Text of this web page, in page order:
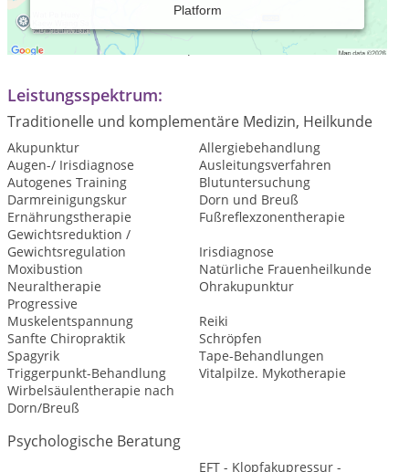
Platform
Praxiszeiten:
Termine individuell nach Absprache
Leistungsspektrum:
Traditionelle und komplementäre Medizin, Heilkunde
Akupunktur
Allergiebehandlung
Augen-/ Irisdiagnose
Ausleitungsverfahren
Autogenes Training
Blutuntersuchung
Darmreinigungskur
Dorn und Breuß
Ernährungstherapie
Fußreflexzonentherapie
Gewichtsreduktion /
Gewichtsregulation
Irisdiagnose
Moxibustion
Natürliche Frauenheilkunde
Neuraltherapie
Ohrakupunktur
Progressive
Muskelentspannung
Reiki
Sanfte Chiropraktik
Schröpfen
Spagyrik
Tape-Behandlungen
Triggerpunkt-Behandlung
Vitalpilze. Mykotherapie
Wirbelsäulentherapie nach
Dorn/Breuß
Psychologische Beratung
EFT - Klopfakupressur -